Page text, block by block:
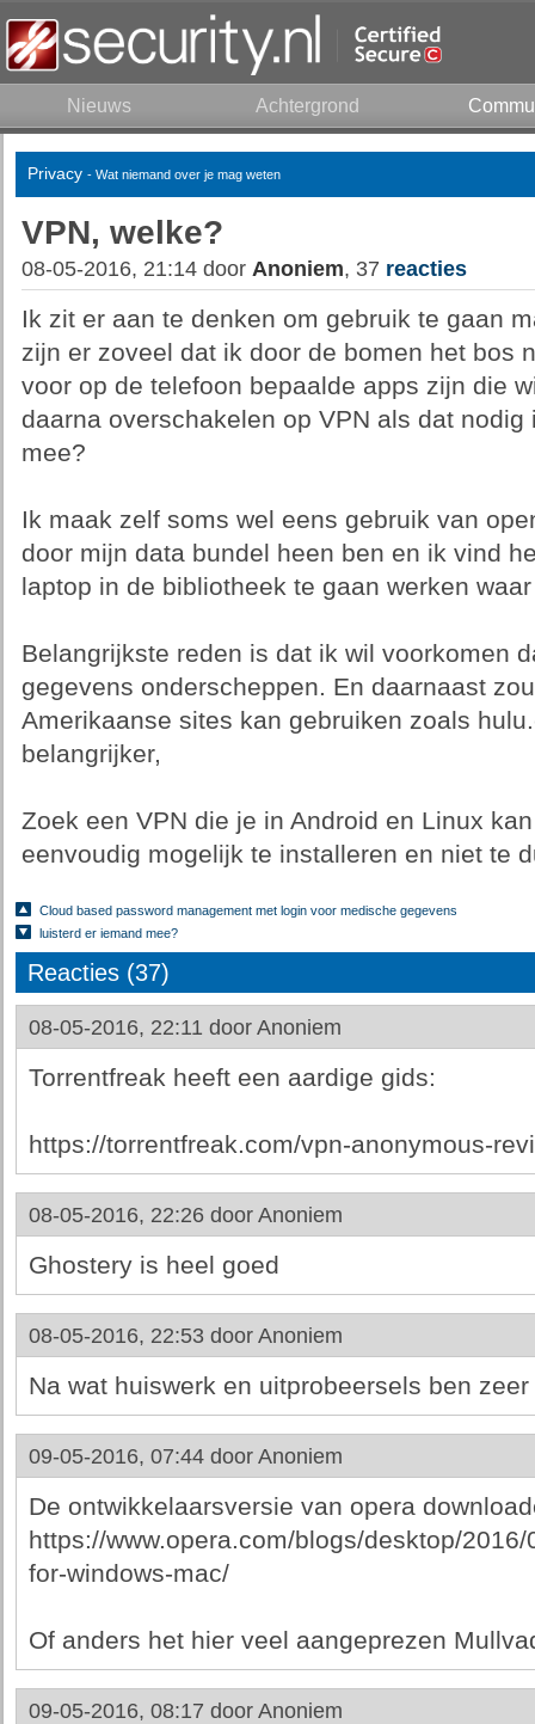
Nieuws Achtergrond
Privacy - Wat niemand over je mag weten
VPN, welke?
08-05-2016, 21:14 door Anoniem, 37 reacties
Ik zit er aan te denken om gebruik te gaan
zijn er zoveel dat ik door de bomen het bos
voor op de telefoon bepaalde apps zijn die
daarna overschakelen op VPN als dat
mee?
Ik maak zelf soms wel eens gebruik van
door mijn data bundel heen ben en ik vind
laptop in de bibliotheek te gaan werken
Belangrijkste reden is dat ik wil voorkomen
gegevens onderscheppen. En daarnaast
Amerikaanse sites kan gebruiken zoals
belangrijker,
Zoek een VPN die je in Android en Linux
eenvoudig mogelijk te installeren en niet te
Cloud based password management met login voor medische gegevens
luisterd er iemand mee?
Reacties (37)
08-05-2016, 22:11 door Anoniem
Torrentfreak heeft een aardige gids:
https://torrentfreak.com/vpn-anonymous-
08-05-2016, 22:26 door Anoniem
Ghostery is heel goed
08-05-2016, 22:53 door Anoniem
Na wat huiswerk en uitprobeersels ben
09-05-2016, 07:44 door Anoniem
De ontwikkelaarsversie van opera
https://www.opera.com/blogs/desktop/
for-windows-mac/
Of anders het hier veel aangeprezen
09-05-2016, 08:17 door Anoniem